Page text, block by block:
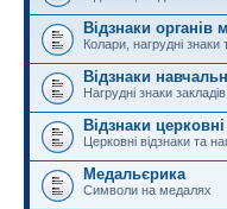
Відзнаки органів
Колари, нагрудні
Відзнаки
Нагрудні знаки
Відзнаки церковні
Церковні відзнаки та
Медальєрика
Символи на медалях